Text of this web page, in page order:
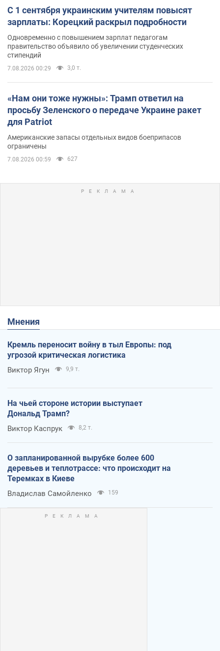
С 1 сентября украинским учителям повысят
зарплаты: Корецкий раскрыл подробности
Одновременно с повышением зарплат педагогам
правительство объявило об увеличении студенческих
стипендий
7.08.2026 00:29 3,0 т.
«Нам они тоже нужны»: Трамп ответил на
просьбу Зеленского о передаче Украине ракет
для Patriot
Американские запасы отдельных видов боеприпасов
ограничены
7.08.2026 00:59 627
Мнения
Кремль переносит войну в тыл Европы: под
угрозой критическая логистика
Виктор Ягун 9,9 т.
На чьей стороне истории выступает
Дональд Трамп?
Виктор Каспрук 8,2 т.
О запланированной вырубке более 600
деревьев и теплотрассе: что происходит на
Теремках в Киеве
Владислав Самойленко 159